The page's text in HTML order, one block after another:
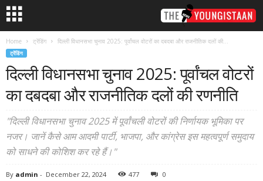
Home ट्रेंडिंग दिल्ली विधानसभा चुनाव 2025: पूर्वांचल वोटरों का दबदबा और राजनीतिक दलों की...
ट्रेंडिंग
दिल्ली विधानसभा चुनाव 2025: पूर्वांचल वोटरों
का दबदबा और राजनीतिक दलों की रणनीति
"दिल्ली विधानसभा चुनाव 2025 में पूर्वांचली वोटरों की निर्णायक भूमिका पर
नजर। जानें कैसे आम आदमी पार्टी, भाजपा, और कांग्रेस इस महत्वपूर्ण समुदाय
को साधने की कोशिश कर रहे हैं।"
By admin - December 22, 2024 477 0